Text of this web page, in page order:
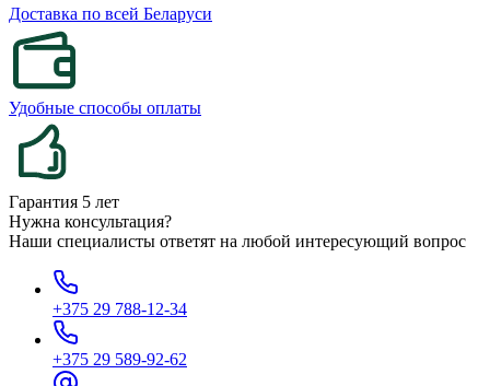
Доставка по всей Беларуси
Удобные способы оплаты
Гарантия 5 лет
Нужна консультация?
Наши специалисты ответят на любой интересующий вопрос
+375 29 788-12-34
+375 29 589-92-62